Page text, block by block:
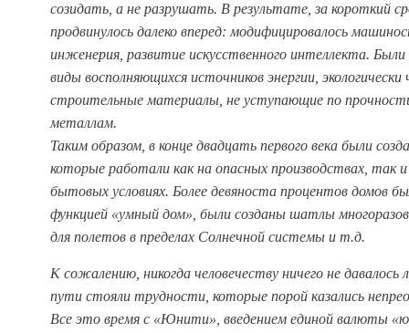
созидать, а не разрушать. В результате, за короткий
продвинулось далеко вперед: модифицировалось
инженерия, развитие искусственного интеллекта.
виды восполняющихся источников энергии,
строительные материалы, не уступающие по
металлам.
Таким образом, в конце двадцать первого века были
которые работали как на опасных производствах, так
бытовых условиях. Более девяноста процентов домов
функцией «умный дом», были созданы шатлы
для полетов в пределах Солнечной системы и т.д.
К сожалению, никогда человечеству ничего не давалось
пути стояли трудности, которые порой казались
Все это время с «Юнити», введением единой валюты